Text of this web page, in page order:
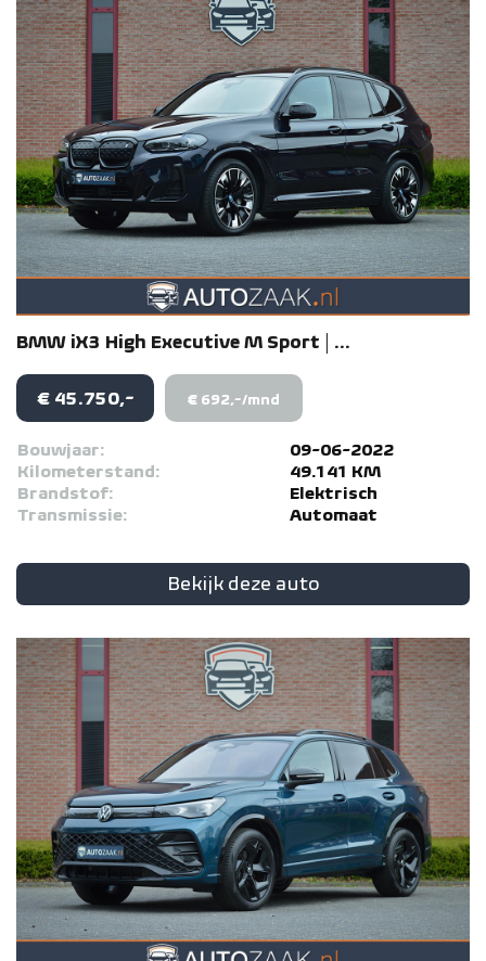
BMW iX3 High Executive M Sport | ...
€ 45.750,- € 692,-/mnd
Bouwjaar:
09-06-2022
Kilometerstand:
49.141 KM
Brandstof:
Elektrisch
Transmissie:
Automaat
Bekijk deze auto